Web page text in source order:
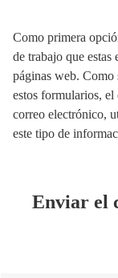
Como primera
de trabajo que estas
páginas web. Como
estos formularios,
correo electrónico,
este tipo de
Enviar el